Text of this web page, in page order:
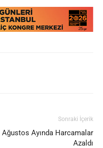
Sonraki İçerik
Ağustos Ayında Harcamalar
Azaldı